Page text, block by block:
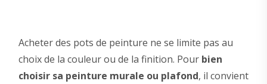
Acheter des pots de peinture ne se limite pas au
choix de la couleur ou de la finition. Pour bien
choisir sa peinture murale ou plafond, il convient